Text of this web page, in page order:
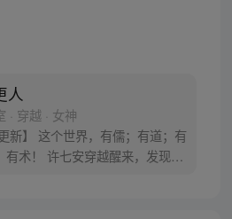
人
· 穿越 · 女神
新】 这个世界，有儒；有道；有
有术！ 许七安穿越醒来，发现自